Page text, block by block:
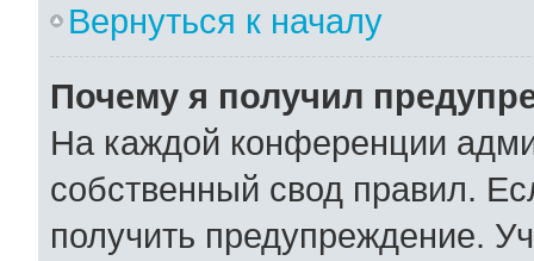
Вернуться к началу
Почему я получил
На каждой конференции
собственный свод правил.
получить предупреждение.